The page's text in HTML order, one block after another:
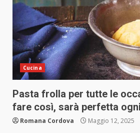
Cucina
Pasta frolla per tutte le
fare così, sarà perfetta
Romana Cordova Maggio 12, 2025